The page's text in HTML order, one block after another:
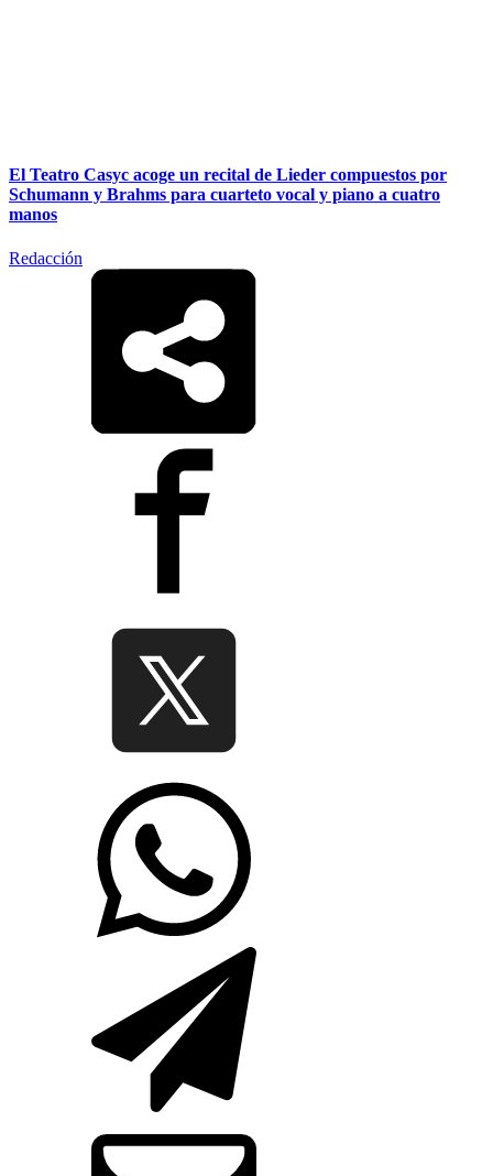
El Teatro Casyc acoge un recital de Lieder compuestos por
Schumann y Brahms para cuarteto vocal y piano a cuatro
manos
Redacción